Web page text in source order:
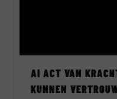
AI ACT VAN
KUNNEN